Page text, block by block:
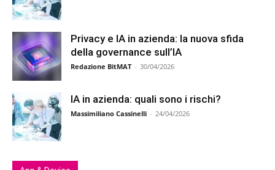
Privacy e IA in azienda: la nuova sfida
della governance sull’IA
Redazione BitMAT - 30/04/2026
IA in azienda: quali sono i rischi?
Massimiliano Cassinelli - 24/04/2026